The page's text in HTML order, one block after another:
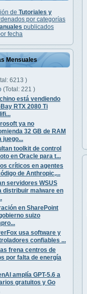
de Tutoriales y
por categorías
publicados
fecha
Mensuales
6213 )
(Total: 221 )
está vendiendo
RTX 2080 Ti
ya no
32 GB de RAM
juego...
toolkit de control
en Oracle para t...
críticos en agentes
de Anthropic,...
servidores WSUS
distribuir malware en
en SharePoint
suizo
usa software y
confiables ...
frena centros de
por falta de energía
amplía GPT-5.6 a
gratuitos y Go